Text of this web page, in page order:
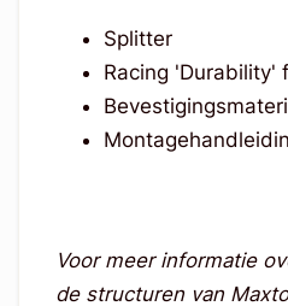
Splitter
Racing 'Durability'
Voor meer informatie
de structuren van